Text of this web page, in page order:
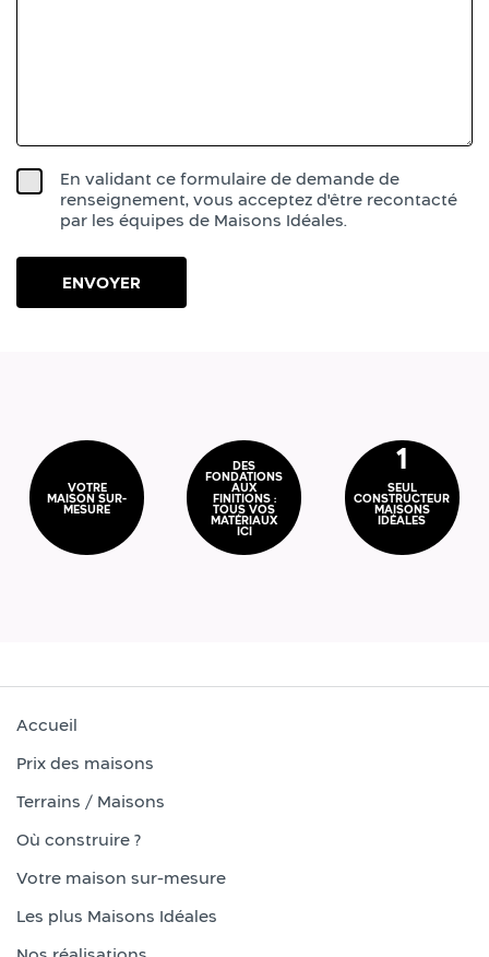
En validant ce formulaire de demande de
renseignement, vous acceptez d'être recontacté
par les équipes de Maisons Idéales.
VOTRE
MAISON SUR-
MESURE
DES
FONDATIONS
AUX
FINITIONS :
TOUS VOS
MATÉRIAUX
ICI
1
SEUL
CONSTRUCTEUR
MAISONS
IDÉALES
Accueil
Prix des maisons
Terrains / Maisons
Où construire ?
Votre maison sur-mesure
Les plus Maisons Idéales